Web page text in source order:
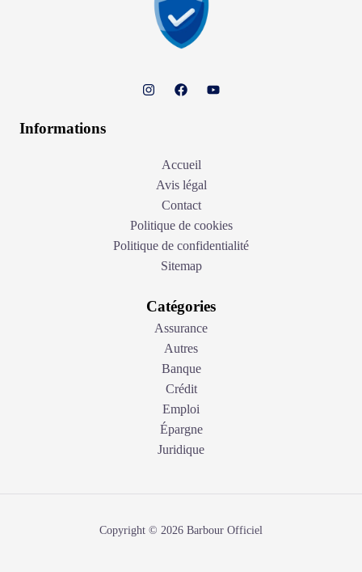
Informations
Accueil
Avis légal
Contact
Politique de cookies
Politique de confidentialité
Sitemap
Catégories
Assurance
Autres
Banque
Crédit
Emploi
Épargne
Juridique
Copyright © 2026 Barbour Officiel